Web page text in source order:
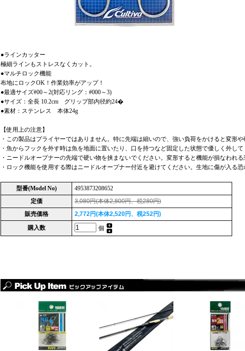
●ラインカッター
極細ラインもストレスなくカット。
●マルチロック機能
布地にロックOK！作業効率がアップ！
●最適サイズ#00～2(対応リング：#000～3)
●サイズ：全長 10.2cm グリップ部内径約24�
●素材：ステンレス 本体24g
【使用上の注意】
・この製品はプライヤーではありません。特に先端は細いので、強い負荷をかけると変形や
・魚からフックを外す時は魚を地面に置いたり、口を持つなど固定した状態で優しく外して
・ニードルオープナーの先端で硬い物を挟まないでください。変形すると機能が損なわれる
・ロック機能を使用する際はニードルオープナー付近を避けてください。生地に傷が入る恐
型番(Model No)
4953873208652
定価
3,080円(本体2,800円、税280円)
販売価格
2,772円(本体2,520円、税252円)
購入数
個